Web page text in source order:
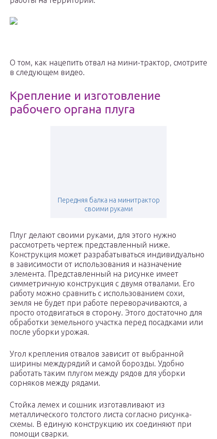
О том, как нацепить отвал на мини-трактор, смотрите
в следующем видео.
Крепление и изготовление
рабочего органа плуга
Передняя балка на минитрактор
своими руками
Плуг делают своими руками, для этого нужно
рассмотреть чертеж представленный ниже.
Конструкция может разрабатываться индивидуально
в зависимости от использования и назначение
элемента. Представленный на рисунке имеет
симметричную конструкция с двумя отвалами. Его
работу можно сравнить с использованием сохи,
земля не будет при работе переворачиваются, а
просто отодвигаться в сторону. Этого достаточно для
обработки земельного участка перед посадками или
после уборки урожая.
Угол крепления отвалов зависит от выбранной
ширины междурядий и самой борозды. Удобно
работать таким плугом между рядов для уборки
сорняков между рядами.
Стойка лемех и сошник изготавливают из
металлического толстого листа согласно рисунка-
схемы. В единую конструкцию их соединяют при
помощи сварки.